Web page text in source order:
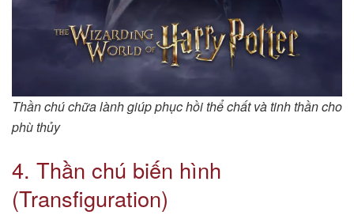
Thần chú chữa lành giúp phục hồi thể chất và tinh thần cho
phù thủy
4. Thần chú biến hình
(Transfiguration)